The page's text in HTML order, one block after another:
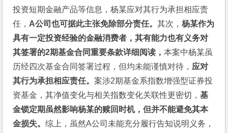
投资短期金融产品等信息，杨某应对其行为承担相应责
任， A公司也可据此主张免除部分责任。其次，杨某作为
具有一定投资经验的金融消费者，其有能力也有义务对
其签署的2期基金合同重要条款详细阅读，本案中杨某虽
历经四次基金合同签署过程，但均未能谨慎对待， 应对
其行为承担相应责任。案涉2期基金系指数增强型证券投
资基金，其净值变化与相关指数变化关联性更密切，基
金锁定期虽然影响杨某的赎回时机，但并不能避免其本
金损失。综上，虽然A公司未能充分履行告知说明义务，